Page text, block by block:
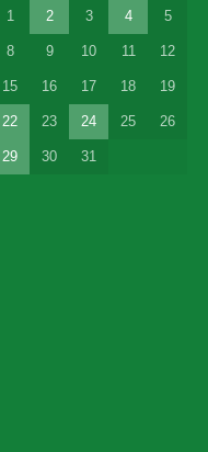
1 2 3 4 5
8 9 10 11 12
15 16 17 18 19
22 23 24 25 26
29 30
31